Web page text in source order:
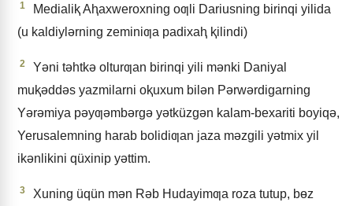
1
Medialiⱪ Aⱨaxweroxning oƣli Dariusning birinqi yilida
(u kaldiylǝrning zeminiƣa padixaⱨ ⱪilindi)
2
Yǝni tǝhtkǝ olturƣan birinqi yili mǝnki Daniyal
muⱪǝddǝs yazmilarni oⱪuxum bilǝn Pǝrwǝrdigarning
Yǝrǝmiya pǝyƣǝmbǝrgǝ yǝtküzgǝn kalam-bexariti boyiqǝ,
Yerusalemning harab bolidiƣan jaza mǝzgili yǝtmix yil
ikǝnlikini qüxinip yǝttim.
3
Xuning üqün mǝn Rǝb Hudayimƣa roza tutup, bɵz